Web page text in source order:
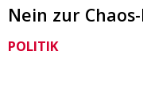
Nein zur
POLITIK